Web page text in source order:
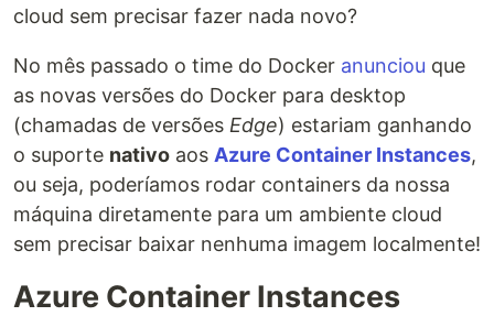
cloud sem precisar fazer nada novo?
No mês passado o time do Docker anunciou que
as novas versões do Docker para desktop
(chamadas de versões Edge) estariam ganhando
o suporte nativo aos Azure Container Instances,
ou seja, poderíamos rodar containers da nossa
máquina diretamente para um ambiente cloud
sem precisar baixar nenhuma imagem localmente!
Azure Container Instances